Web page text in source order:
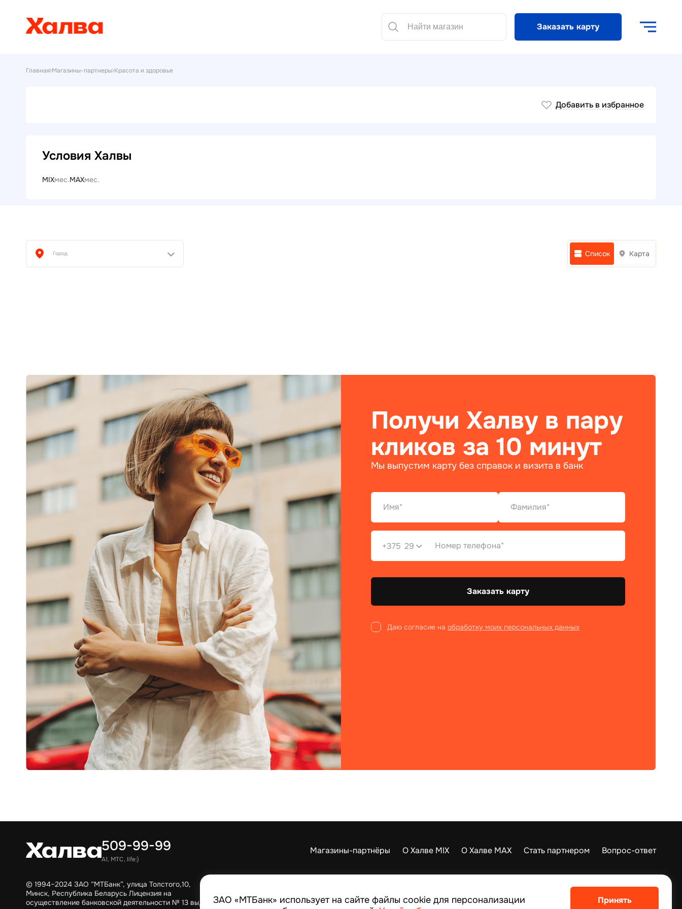
ЗАО «МТБанк» использует на сайте файлы cookie для персонализации
Принять
Заказать карту
Главная Магазины-партнеры Красота и здоровье
Добавить в избранное
Условия Халвы
MIXмес.MAXмес.
Город Список Карта
Получи Халву в пару
кликов за 10 минут
Мы выпустим карту без справок и визита в банк
+375 29
Заказать карту
Даю согласие на обработку моих персональных данных
509-99-99
А1, МТС, life:)
Магазины-партнёры О Халве MIX О Халве MAX Стать партнером Вопрос-ответ
© 1994–2024 ЗАО “МТБанк”, улица Толстого,10,
Минск, Республика Беларусь Лицензия на
осуществление банковской деятельности № 13 выдана